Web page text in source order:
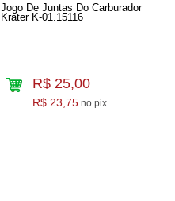
Jogo De Juntas Do Carburador
Krater K-01.15116
R$ 25,00
R$ 23,75 no pix